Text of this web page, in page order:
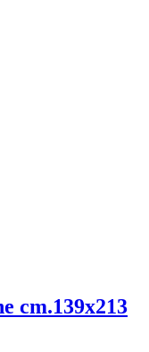
cm.139x213